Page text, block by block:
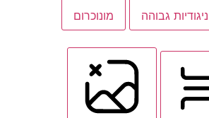
ניגודיות גבוהה
מונוכרום